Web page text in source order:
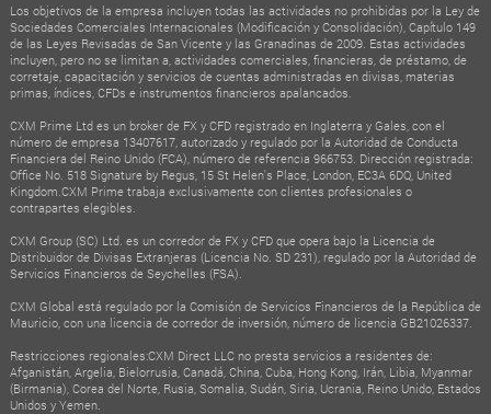
Los objetivos de la empresa incluyen todas las actividades no prohibidas por la Ley de
Sociedades Comerciales Internacionales (Modificación y Consolidación), Capítulo 149
de las Leyes Revisadas de San Vicente y las Granadinas de 2009. Estas actividades
incluyen, pero no se limitan a, actividades comerciales, financieras, de préstamo, de
corretaje, capacitación y servicios de cuentas administradas en divisas, materias
primas, índices, CFDs e instrumentos financieros apalancados.
CXM Prime Ltd es un broker de FX y CFD registrado en Inglaterra y Gales, con el
número de empresa 13407617, autorizado y regulado por la Autoridad de Conducta
Financiera del Reino Unido (FCA), número de referencia 966753. Dirección registrada:
Office No. 518 Signature by Regus, 15 St Helen's Place, London, EC3A 6DQ, United
Kingdom.CXM Prime trabaja exclusivamente con clientes profesionales o
contrapartes elegibles.
CXM Group (SC) Ltd. es un corredor de FX y CFD que opera bajo la Licencia de
Distribuidor de Divisas Extranjeras (Licencia No. SD 231), regulado por la Autoridad de
Servicios Financieros de Seychelles (FSA).
CXM Global está regulado por la Comisión de Servicios Financieros de la República de
Mauricio, con una licencia de corredor de inversión, número de licencia GB21026337.
Restricciones regionales:CXM Direct LLC no presta servicios a residentes de:
Afganistán, Argelia, Bielorrusia, Canadá, China, Cuba, Hong Kong, Irán, Libia, Myanmar
(Birmania), Corea del Norte, Rusia, Somalia, Sudán, Siria, Ucrania, Reino Unido, Estados
Unidos y Yemen.